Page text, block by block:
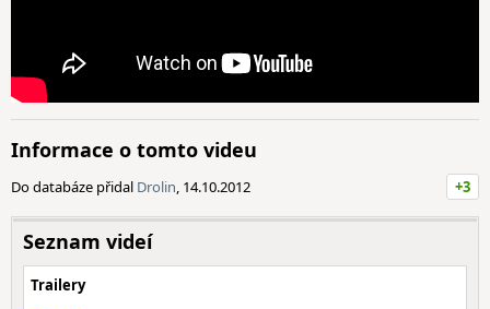
Informace o tomto videu
Do databáze přidal Drolin, 14.10.2012 +3
Seznam videí
Trailery